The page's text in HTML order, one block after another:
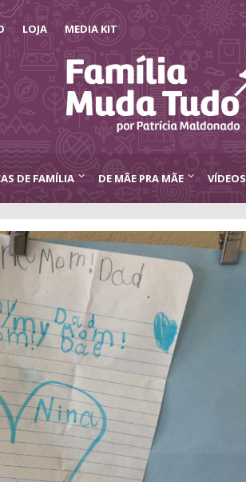
LOJA MEDIA KIT
DE FAMÍLIA DE MÃE PRA MÃE VÍDEOS